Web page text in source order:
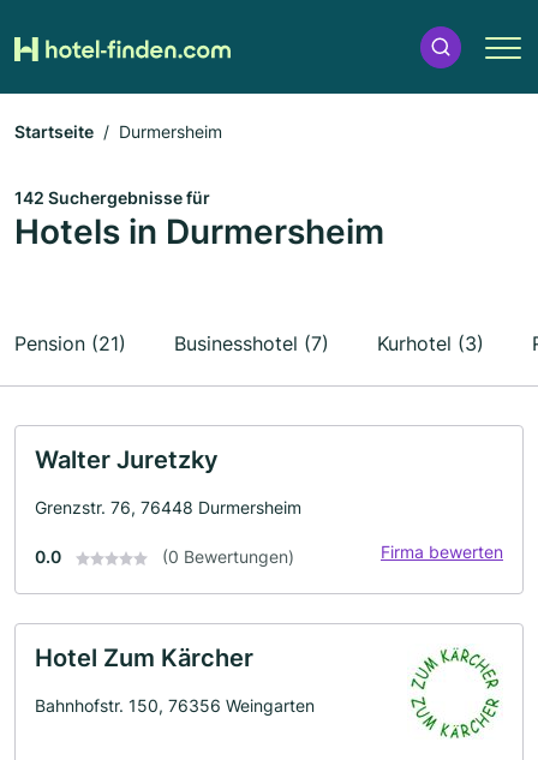
Startseite Durmersheim
142 Suchergebnisse für
Hotels in Durmersheim
Pension (21) Businesshotel (7) Kurhotel (3)
Walter Juretzky
Grenzstr. 76, 76448 Durmersheim
0.0 (0 Bewertungen) Firma bewerten
Hotel Zum Kärcher
Bahnhofstr. 150, 76356 Weingarten